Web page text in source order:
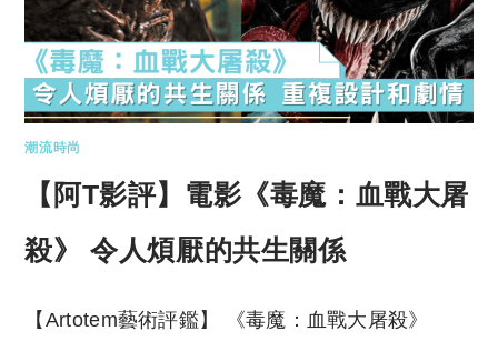
潮流時尚
【阿T影評】電影《毒魔：血戰大屠
殺》 令人煩厭的共生關係
【Artotem藝術評鑑】 《毒魔：血戰大屠殺》